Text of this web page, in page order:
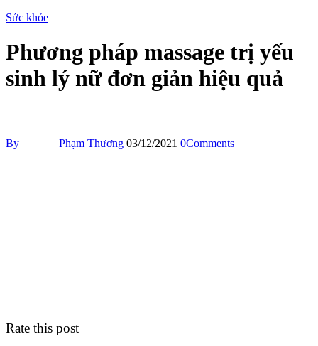
Sức khỏe
Phương pháp massage trị yếu
sinh lý nữ đơn giản hiệu quả
By Phạm Thương 03/12/2021 0Comments
Rate this post